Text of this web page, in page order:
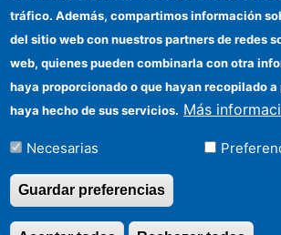
Información para
Ayudas FEDER
Organismos financiadores
Contacto
Cómo llegar
tráfico. Además, compartimos información
del sitio web con nuestros partners de redes
web, quienes pueden combinarla con otra
haya proporcionado o que hayan recopilado
haya hecho de sus servicios. Más
Necesarias
Guardar preferencias